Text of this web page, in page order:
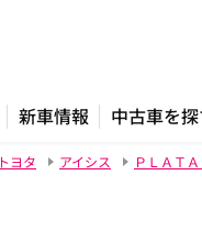
新車情報 中古車を
トヨタ アイシス ＰＬＡＴ